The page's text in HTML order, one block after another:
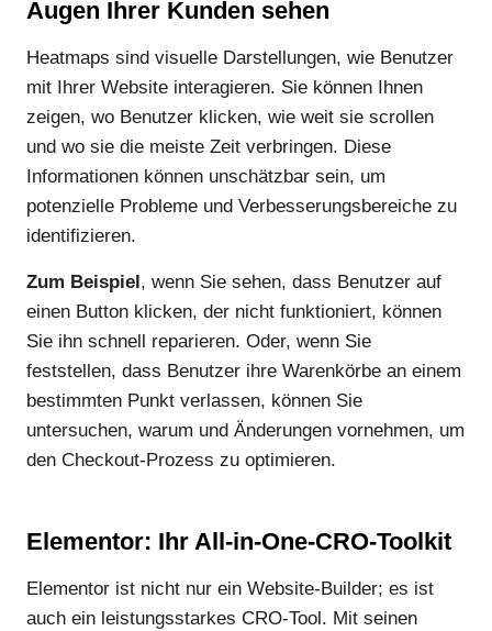
Augen Ihrer Kunden sehen
Heatmaps sind visuelle Darstellungen, wie Benutzer
mit Ihrer Website interagieren. Sie können Ihnen
zeigen, wo Benutzer klicken, wie weit sie scrollen
und wo sie die meiste Zeit verbringen. Diese
Informationen können unschätzbar sein, um
potenzielle Probleme und Verbesserungsbereiche zu
identifizieren.
Zum Beispiel, wenn Sie sehen, dass Benutzer auf
einen Button klicken, der nicht funktioniert, können
Sie ihn schnell reparieren. Oder, wenn Sie
feststellen, dass Benutzer ihre Warenkörbe an einem
bestimmten Punkt verlassen, können Sie
untersuchen, warum und Änderungen vornehmen, um
den Checkout-Prozess zu optimieren.
Elementor: Ihr All-in-One-CRO-Toolkit
Elementor ist nicht nur ein Website-Builder; es ist
auch ein leistungsstarkes CRO-Tool. Mit seinen